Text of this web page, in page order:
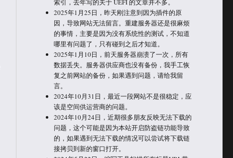
索引，去年写的关于 UEFI 的文章并不多。
2025年1月25日，昨天刚注意到因为插件的原
因，导致网站无法留言。重建服务器还是很麻烦
的事情，主要是因为没有系统性的测试，不知道
哪里有问题了，只有碰到之后才知道。
2025年1月10日，前天服务器崩溃了一次，所有
数据丢失。服务器供应商也没有备份，我手工恢
复之前网站的备份，如果遇到问题，请给我留
言。
2024年10月31日，最近一段网站不是很稳定，应
该是空间供运营商的问题。
2024年10月24日，近期很多朋友反映无法下载的
问题，这个可能是因为本站开启防盗链功能导致
的，如果遇到无法下载的情况可以尝试将下载链
接拷贝到新的窗口打开。